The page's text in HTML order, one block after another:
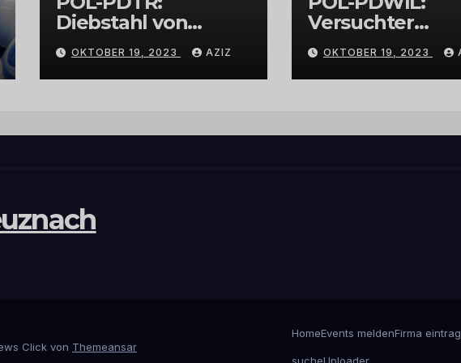
Diebstahl von
Grabschmuck
OKTOBER 19, 2023 AZIZ
Versuchter
Einbruch im
Gewerbegebiet
Wittlich
OKTOBER 19, 2023
Click von Themeansar
HomeEvents meldenFirma